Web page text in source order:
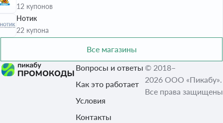
12 купонов
Нотик
22 купона
Все магазины
Вопросы и ответы
Как это работает
Условия
Контакты
© 2018–
2026 ООО «Пикабу».
Все права защищены